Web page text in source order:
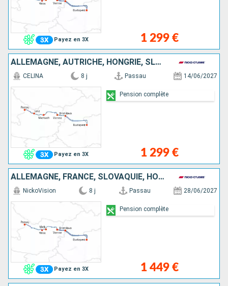
Payez en 3X 1 299 €
ALLEMAGNE, AUTRICHE, HONGRIE, SLOVAQUIE
Payez en 3X
CELINA 8 j Passau 14/06/2027
1 299 €
Pension complète
ALLEMAGNE, FRANCE, SLOVAQUIE, HONGRIE, AUTRICHE
Payez en 3X
NickoVision 8 j Passau 28/06/2027
1 449 €
Pension complète